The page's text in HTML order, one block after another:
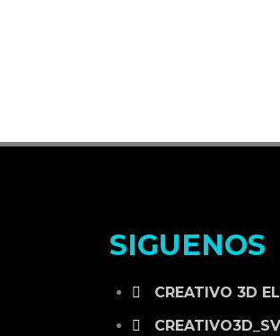
SIGUENOS
CREATIVO 3D
CREATIVO3D_SV